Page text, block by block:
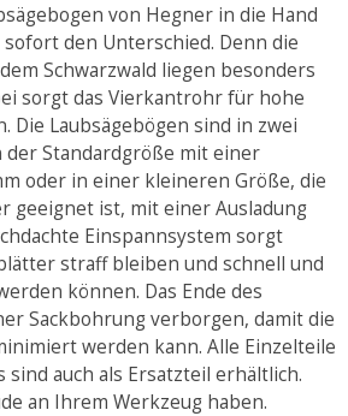
von Hegner in die Hand
den Unterschied. Denn die
Schwarzwald liegen besonders
sorgt das Vierkantrohr für hohe
Die Laubsägebögen sind in zwei
Standardgröße mit einer
oder in einer kleineren Größe, die
geeignet ist, mit einer Ausladung
Einspannsystem sorgt
straff bleiben und schnell und
können. Das Ende des
Sackbohrung verborgen, damit die
werden kann. Alle Einzelteile
sind auch als Ersatzteil erhältlich.
an Ihrem Werkzeug haben.